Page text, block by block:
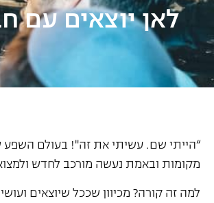
לאן יוצאים עם
“הייתי שם. עשיתי את זה"! בעולם
מקומות ובאמת נעשה מורכב לחדש
למה זה קורה? מכיוון שככל שיוצאים